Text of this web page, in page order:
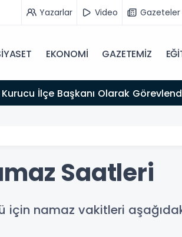
Yazarlar Video Gazeteler
EKONOMİ GAZETEMİZ
İlçe Başkanı Olarak
Saatleri
için namaz vakitleri